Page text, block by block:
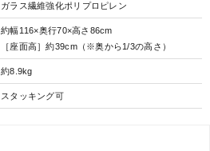
ガラス繊維強化ポリプロピレン
約幅116×奥行70×高さ86cm
［座面高］約39cm（※奥から1/3の高さ）
約8.9kg
スタッキング可